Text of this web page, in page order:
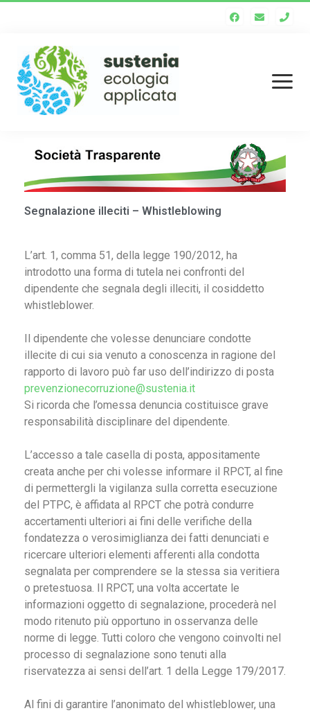
Homepage
Chi siamo
Staff tecnico
Società trasparente
Servizi
Controllo disinfestazione
Gestione verde pubblico
Sportello agro-ambientale
Carta dei Servizi
Territorio
Contatti
Lavora con noi
Segnalazione illeciti – Whistleblowing
L’art. 1, comma 51, della legge 190/2012, ha
introdotto una forma di tutela nei confronti del
dipendente che segnala degli illeciti, il cosiddetto
whistleblower.
Il dipendente che volesse denunciare condotte
illecite di cui sia venuto a conoscenza in ragione del
rapporto di lavoro può far uso dell’indirizzo di posta
prevenzionecorruzione@sustenia.it
Si ricorda che l’omessa denuncia costituisce grave
responsabilità disciplinare del dipendente.
L’accesso a tale casella di posta, appositamente
creata anche per chi volesse informare il RPCT, al fine
di permettergli la vigilanza sulla corretta esecuzione
del PTPC, è affidata al RPCT che potrà condurre
accertamenti ulteriori ai fini delle verifiche della
fondatezza o verosimiglianza dei fatti denunciati e
ricercare ulteriori elementi afferenti alla condotta
segnalata per comprendere se la stessa sia veritiera
o pretestuosa. Il RPCT, una volta accertate le
informazioni oggetto di segnalazione, procederà nel
modo ritenuto più opportuno in osservanza delle
norme di legge. Tutti coloro che vengono coinvolti nel
processo di segnalazione sono tenuti alla
riservatezza ai sensi dell’art. 1 della Legge 179/2017.
Al fini di garantire l’anonimato del whistleblower, una